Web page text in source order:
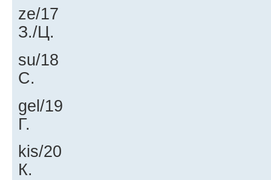
ze/17
З./Ц.
su/18
С.
gel/19
Г.
kis/20
К.